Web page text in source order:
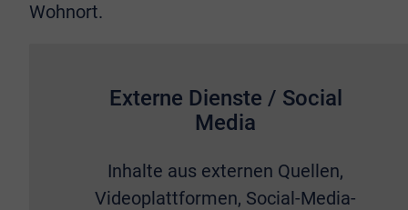
Wohnort.
Externe Dienste / Social
Media
Inhalte aus externen Quellen,
Videoplattformen, Social-Media-